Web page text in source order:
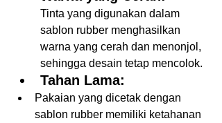
Tinta yang digunakan dalam
sablon rubber menghasilkan
warna yang cerah dan menonjol,
sehingga desain tetap mencolok.
Tahan Lama:
Pakaian yang dicetak dengan
sablon rubber memiliki ketahanan